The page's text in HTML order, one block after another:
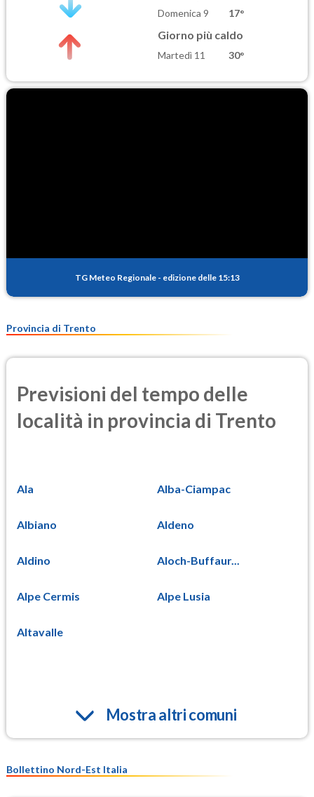
Domenica 9 17°
Giorno più caldo
Martedì 11 30°
TG Meteo Regionale - edizione delle 15:13
Provincia di Trento
Previsioni del tempo delle
località in provincia di Trento
Ala Alba-Ciampac
Albiano Aldeno
Aldino Aloch-Buffaur...
Alpe Cermis Alpe Lusia
Altavalle
Mostra altri comuni
Bollettino Nord-Est Italia